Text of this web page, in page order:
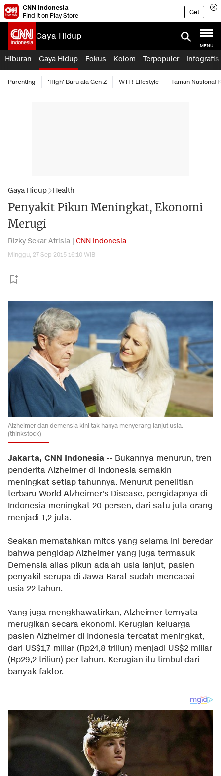
CNN Indonesia
Find it on Play Store
Get
Gaya Hidup
MENU
Hiburan Gaya Hidup Fokus Kolom Terpopuler Infografis
Parenting 'High' Baru ala Gen Z WTF! Lifestyle Taman Nasional
Gaya Hidup Health
Penyakit Pikun Meningkat, Ekonomi
Merugi
Rizky Sekar Afrisia | CNN Indonesia
Minggu, 27 Sep 2015 16:10 WIB
Alzheimer dan demensia kini tak hanya menyerang lanjut usia.
(thinkstock)
Jakarta, CNN Indonesia -- Bukannya menurun, tren
penderita Alzheimer di Indonesia semakin
meningkat setiap tahunnya. Menurut penelitian
terbaru World Alzheimer's Disease, pengidapnya di
Indonesia meningkat 20 persen, dari satu juta orang
menjadi 1,2 juta.
Seakan mematahkan mitos yang selama ini beredar
bahwa pengidap Alzheimer yang juga termasuk
Demensia alias pikun adalah usia lanjut, pasien
penyakit serupa di Jawa Barat sudah mencapai
usia 22 tahun.
Yang juga mengkhawatirkan, Alzheimer ternyata
merugikan secara ekonomi. Kerugian keluarga
pasien Alzheimer di Indonesia tercatat meningkat,
dari US$1,7 miliar (Rp24,8 triliun) menjadi US$2 miliar
(Rp29,2 triliun) per tahun. Kerugian itu timbul dari
banyak faktor.